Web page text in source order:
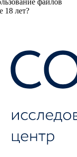
файлов
18 лет?